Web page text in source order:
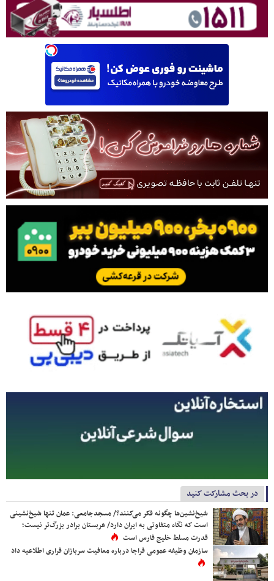
در بحث مشارکت کنید
شیخ‌نشین‌ها چگونه فکر می‌کنند؟/ مسجدجامعی: عمان تنها شیخ‌نشینی
است که نگاه متفاوتی به ایران دارد/ عربستان برادر بزرگ‌تر نیست؛
قدرت مسلط خلیج فارس است
سازمان وظیفه عمومی فراجا درباره معافیت سربازان فراری اطلاعیه داد